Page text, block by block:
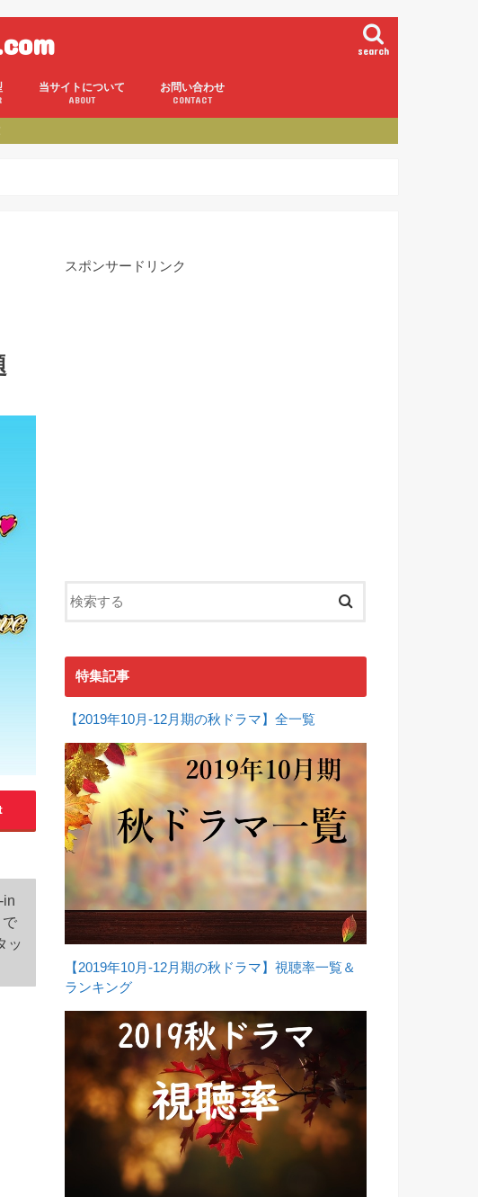
search
当サイトについて
ABOUT
お問い合わせ
CONTACT
in
で
ッ
スポンサードリンク
特集記事
【2019年10月-12月期の秋ドラマ】全一覧
【2019年10月-12月期の秋ドラマ】視聴率一覧＆
ランキング